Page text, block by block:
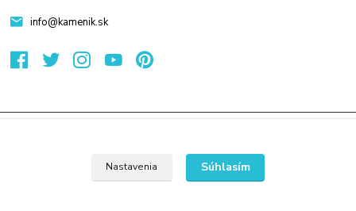
info@kamenik.sk
Nastavenia
Súhlasím